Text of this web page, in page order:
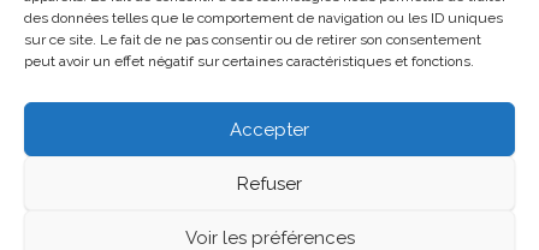
des données telles que le comportement de navigation ou les ID uniques
sur ce site. Le fait de ne pas consentir ou de retirer son consentement
peut avoir un effet négatif sur certaines caractéristiques et fonctions.
Accepter
Refuser
Voir les préférences
Mariage L’orangerie à Cleppé, Juin 2026
Mariage, La Ferme Seigne, Panissières Mai 2026
Fièrement propulsé par WordPress